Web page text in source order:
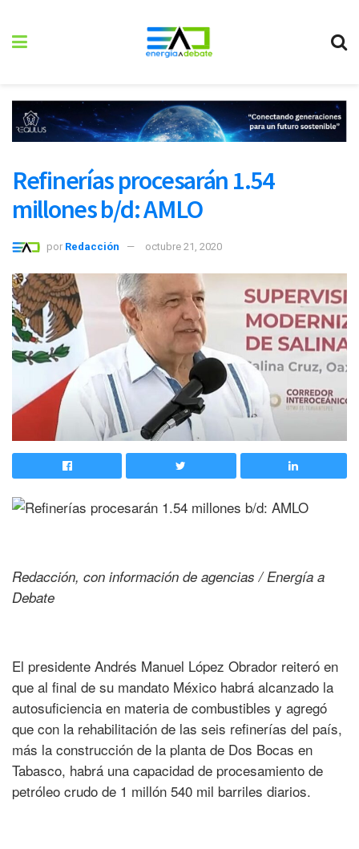
Refinerías procesarán 1.54
millones b/d: AMLO
por Redacción octubre 21, 2020
Redacción, con información de agencias / Energía a
Debate
El presidente Andrés Manuel López Obrador reiteró en
que al final de su mandato México habrá alcanzado la
autosuficiencia en materia de combustibles y agregó
que con la rehabilitación de las seis refinerías del país,
más la construcción de la planta de Dos Bocas en
Tabasco, habrá una capacidad de procesamiento de
petróleo crudo de 1 millón 540 mil barriles diarios.